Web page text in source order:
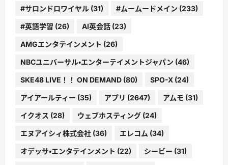
#サロンドロワイヤル (31) #ムームードメイン (233)
#英語学習 (26) AI英会話 (23)
AMGエンタテインメント (26)
NBCユニバーサル・エンターテイメントジャパン (46)
SKE48 LIVE！！ ON DEMAND (80) SPO-X (24)
アイアールティー (35) アプリ (2647) アムモ (31)
イクオス (28) ウェブホスティング (24)
エヌアイシィ株式会社 (36) エレコム (34)
オデッサ・エンタテインメント (22) シービー (31)